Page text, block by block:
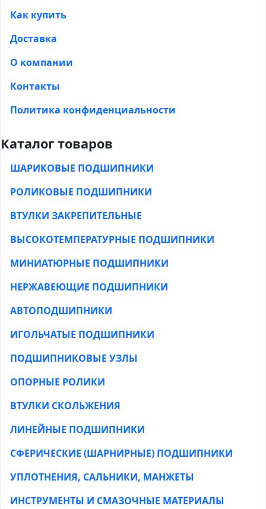
Как купить
Доставка
О компании
Контакты
Политика конфиденциальности
Каталог товаров
ШАРИКОВЫЕ ПОДШИПНИКИ
РОЛИКОВЫЕ ПОДШИПНИКИ
ВТУЛКИ ЗАКРЕПИТЕЛЬНЫЕ
ВЫСОКОТЕМПЕРАТУРНЫЕ ПОДШИПНИКИ
МИНИАТЮРНЫЕ ПОДШИПНИКИ
НЕРЖАВЕЮЩИЕ ПОДШИПНИКИ
АВТОПОДШИПНИКИ
ИГОЛЬЧАТЫЕ ПОДШИПНИКИ
ПОДШИПНИКОВЫЕ УЗЛЫ
ОПОРНЫЕ РОЛИКИ
ВТУЛКИ СКОЛЬЖЕНИЯ
ЛИНЕЙНЫЕ ПОДШИПНИКИ
СФЕРИЧЕСКИЕ (ШАРНИРНЫЕ) ПОДШИПНИКИ
УПЛОТНЕНИЯ, САЛЬНИКИ, МАНЖЕТЫ
ИНСТРУМЕНТЫ И СМАЗОЧНЫЕ МАТЕРИАЛЫ